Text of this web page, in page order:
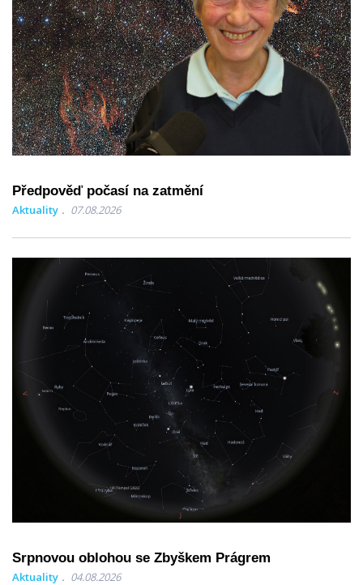
Předpověď počasí na zatmění
Aktuality 07.08.2026
Srpnovou oblohou se Zbyškem Prágrem
Aktuality 04.08.2026